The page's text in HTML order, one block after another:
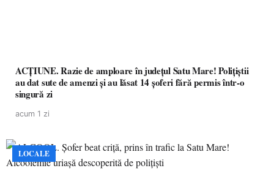
ACȚIUNE. Razie de amploare în județul Satu Mare! Polițiștii
au dat sute de amenzi și au lăsat 14 șoferi fără permis într-o
singură zi
acum 1 zi
LOCALE